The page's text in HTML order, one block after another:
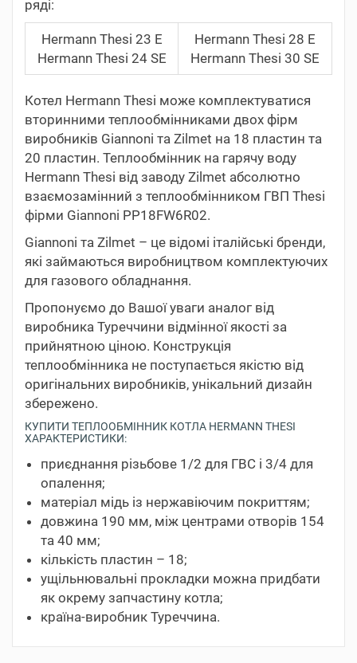
ряді:
Hermann Thesi 23 E
Hermann Thesi 24 SE
Hermann Thesi 28 E
Hermann Thesi 30 SE
Котел Hermann Thesi може комплектуватися
вторинними теплообмінниками двох фірм
виробників Giannoni та Zilmet на 18 пластин та
20 пластин. Теплообмінник на гарячу воду
Hermann Thesi від заводу Zilmet абсолютно
взаємозамінний з теплообмінником ГВП Thesi
фірми Giannoni PP18FW6R02.
Giannoni та Zilmet – це відомі італійські бренди,
які займаються виробництвом комплектуючих
для газового обладнання.
Пропонуємо до Вашої уваги аналог від
виробника Туреччини відмінної якості за
прийнятною ціною. Конструкція
теплообмінника не поступається якістю від
оригінальних виробників, унікальний дизайн
збережено.
КУПИТИ ТЕПЛООБМІННИК КОТЛА HERMANN THESI
ХАРАКТЕРИСТИКИ:
приєднання різьбове 1/2 для ГВС і 3/4 для
опалення;
матеріал мідь із нержавіючим покриттям;
довжина 190 мм, між центрами отворів 154
та 40 мм;
кількість пластин – 18;
ущільнювальні прокладки можна придбати
як окрему запчастину котла;
країна-виробник Туреччина.